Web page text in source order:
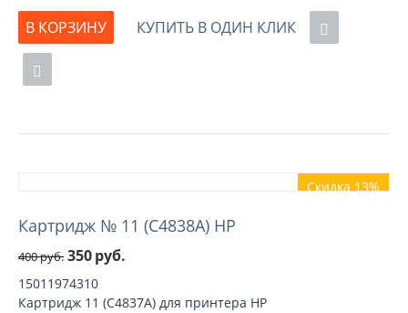
В КОРЗИНУ
КУПИТЬ В ОДИН КЛИК
Скидка 13%
Картридж № 11 (C4838A) HP
400руб. 350руб.
15011974310
Картридж 11 (C4837A) для принтера HP